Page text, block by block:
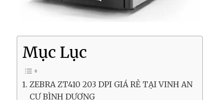
Mục Lục
ZEBRA ZT410 203 DPI GIÁ RẺ TẠI VINH AN
CƯ BÌNH DƯƠNG